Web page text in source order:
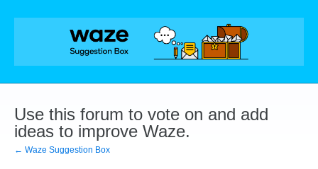
Skip
Use this forum to vote on and add
ideas to improve Waze.
← Waze Suggestion Box